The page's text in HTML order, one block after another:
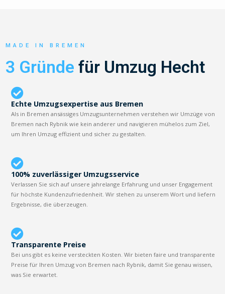
MADE IN BREMEN
3 Gründe für Umzug Hecht
Echte Umzugsexpertise aus Bremen
Als in Bremen ansässiges Umzugsunternehmen verstehen wir Umzüge von
Bremen nach Rybnik wie kein anderer und navigieren mühelos zum Ziel,
um Ihren Umzug effizient und sicher zu gestalten.
100% zuverlässiger Umzugsservice
Verlassen Sie sich auf unsere jahrelange Erfahrung und unser Engagement
für höchste Kundenzufriedenheit. Wir stehen zu unserem Wort und liefern
Ergebnisse, die überzeugen.
Transparente Preise
Bei uns gibt es keine versteckten Kosten. Wir bieten faire und transparente
Preise für Ihren Umzug von Bremen nach Rybnik, damit Sie genau wissen,
was Sie erwartet.